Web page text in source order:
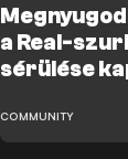
a Real-
sérülése
COMMUNITY